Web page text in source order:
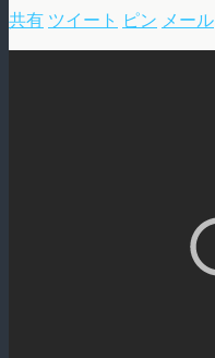
共有 ツイート ピン メール